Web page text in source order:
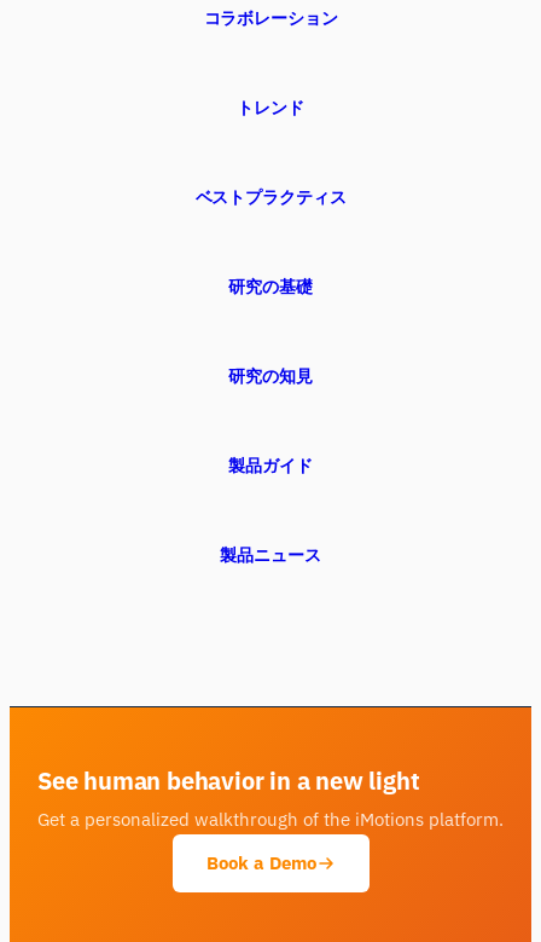
コラボレーション
トレンド
ベストプラクティス
研究の基礎
研究の知見
製品ガイド
製品ニュース
See human behavior in a new light
Get a personalized walkthrough of the iMotions platform.
Book a Demo